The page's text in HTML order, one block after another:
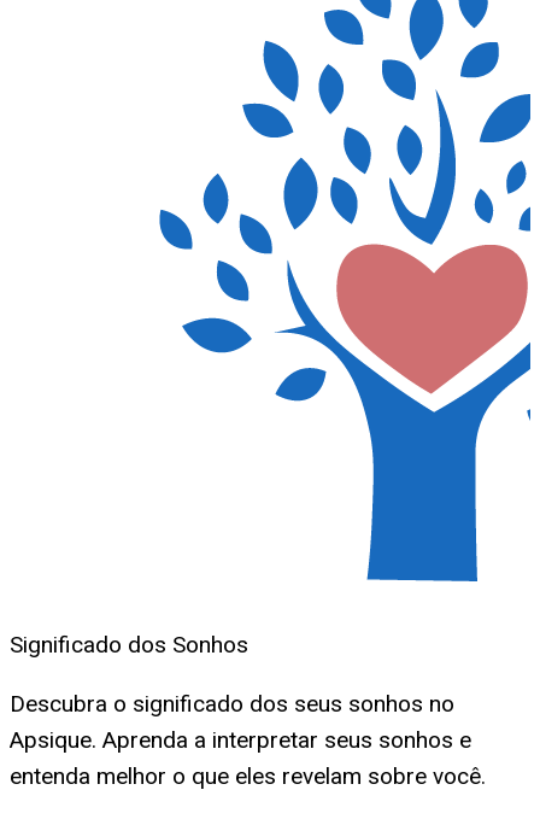
Significado dos Sonhos
Descubra o significado dos seus sonhos no
Apsique. Aprenda a interpretar seus sonhos e
entenda melhor o que eles revelam sobre você.